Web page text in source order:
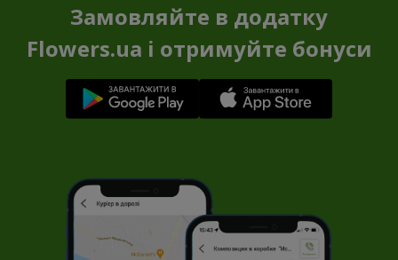
Замовляйте в додатку
Flowers.ua і отримуйте бонуси